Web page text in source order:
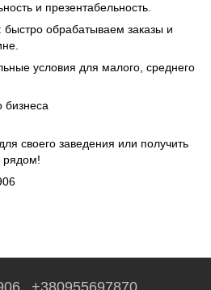
и презентабельность.
: быстро обрабатываем заказы и
условия для малого, среднего
бизнеса
своего заведения или получить
рядом!
+380955697870